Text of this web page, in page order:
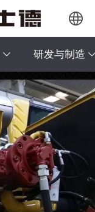
中文
English
Pусский
français
研发与制造